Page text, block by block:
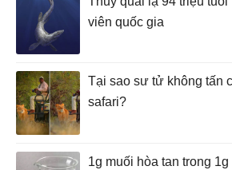
viên quốc gia
Tại sao sư tử không tấn
safari?
1g muối hòa tan trong